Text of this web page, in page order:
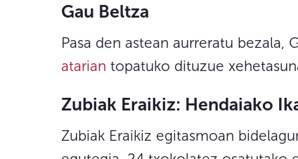
Gau Beltza
Pasa den astean aurreratu bezala,
atarian topatuko dituzue
Zubiak Eraikiz: Hendaiako
Zubiak Eraikiz egitasmoan